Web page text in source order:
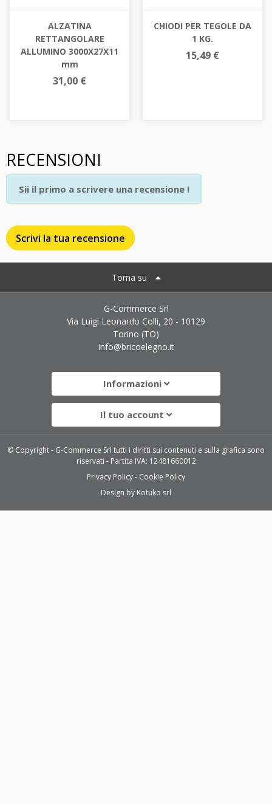
ALZATINA
RETTANGOLARE
ALLUMINO 3000X27X11
mm
31,00 €
CHIODI PER TEGOLE DA
1 KG.
15,49 €
RECENSIONI
Scrivi la tua recensione
Sii il primo a scrivere una recensione !
Torna su
G-Commerce Srl
Via Luigi Leonardo Colli, 20 - 10129
Torino (TO)
info@bricoelegno.it
Informazioni
Il tuo account
© Copyright - G-Commerce Srl tutti i diritti sui contenuti e sulla grafica sono
riservati - Partita IVA: 12481660012
Privacy Policy
Cookie Policy
Design by Kotuko srl